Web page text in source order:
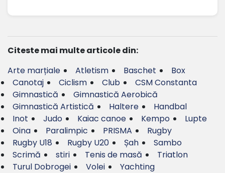
Citeste mai multe articole din:
Arte marțiale
Atletism Baschet
Box
Canotaj
Ciclism Club
CSM Constanta
Gimnastică
Gimnastică Aerobică
Gimnastică Artistică
Haltere
Handbal
Inot
Judo Kaiac canoe Kempo
Lupte
Oina
Paralimpic PRISMA
Rugby
Rugby U18
Rugby U20 Șah
Sambo
Scrimă
stiri Tenis de masă
Triatlon
Turul Dobrogei
Volei Yachting